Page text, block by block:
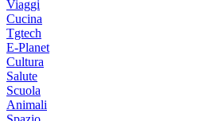
Viaggi
Cucina
Tgtech
E-Planet
Cultura
Salute
Scuola
Animali